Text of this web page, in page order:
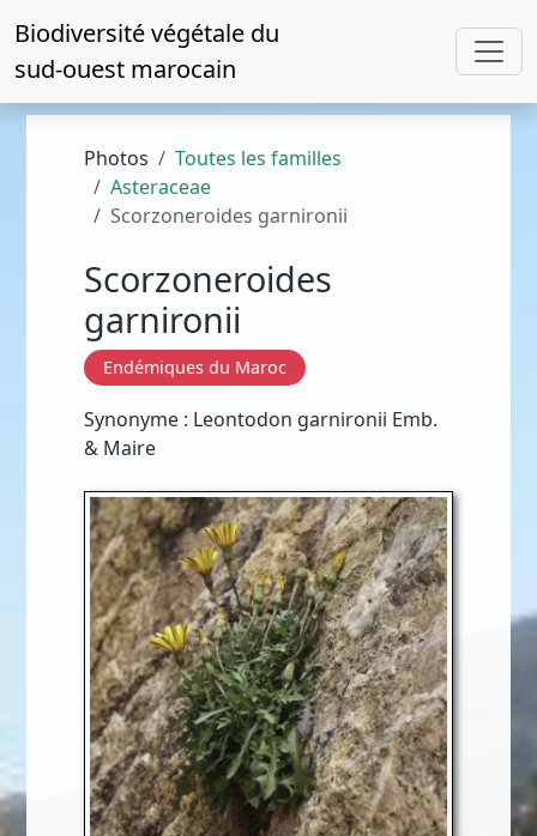
Biodiversité végétale du
sud-ouest marocain
Photos
Toutes les familles
Asteraceae
Scorzoneroides garnironii
Scorzoneroides
garnironii
Endémiques du Maroc
Synonyme : Leontodon garnironii Emb.
& Maire